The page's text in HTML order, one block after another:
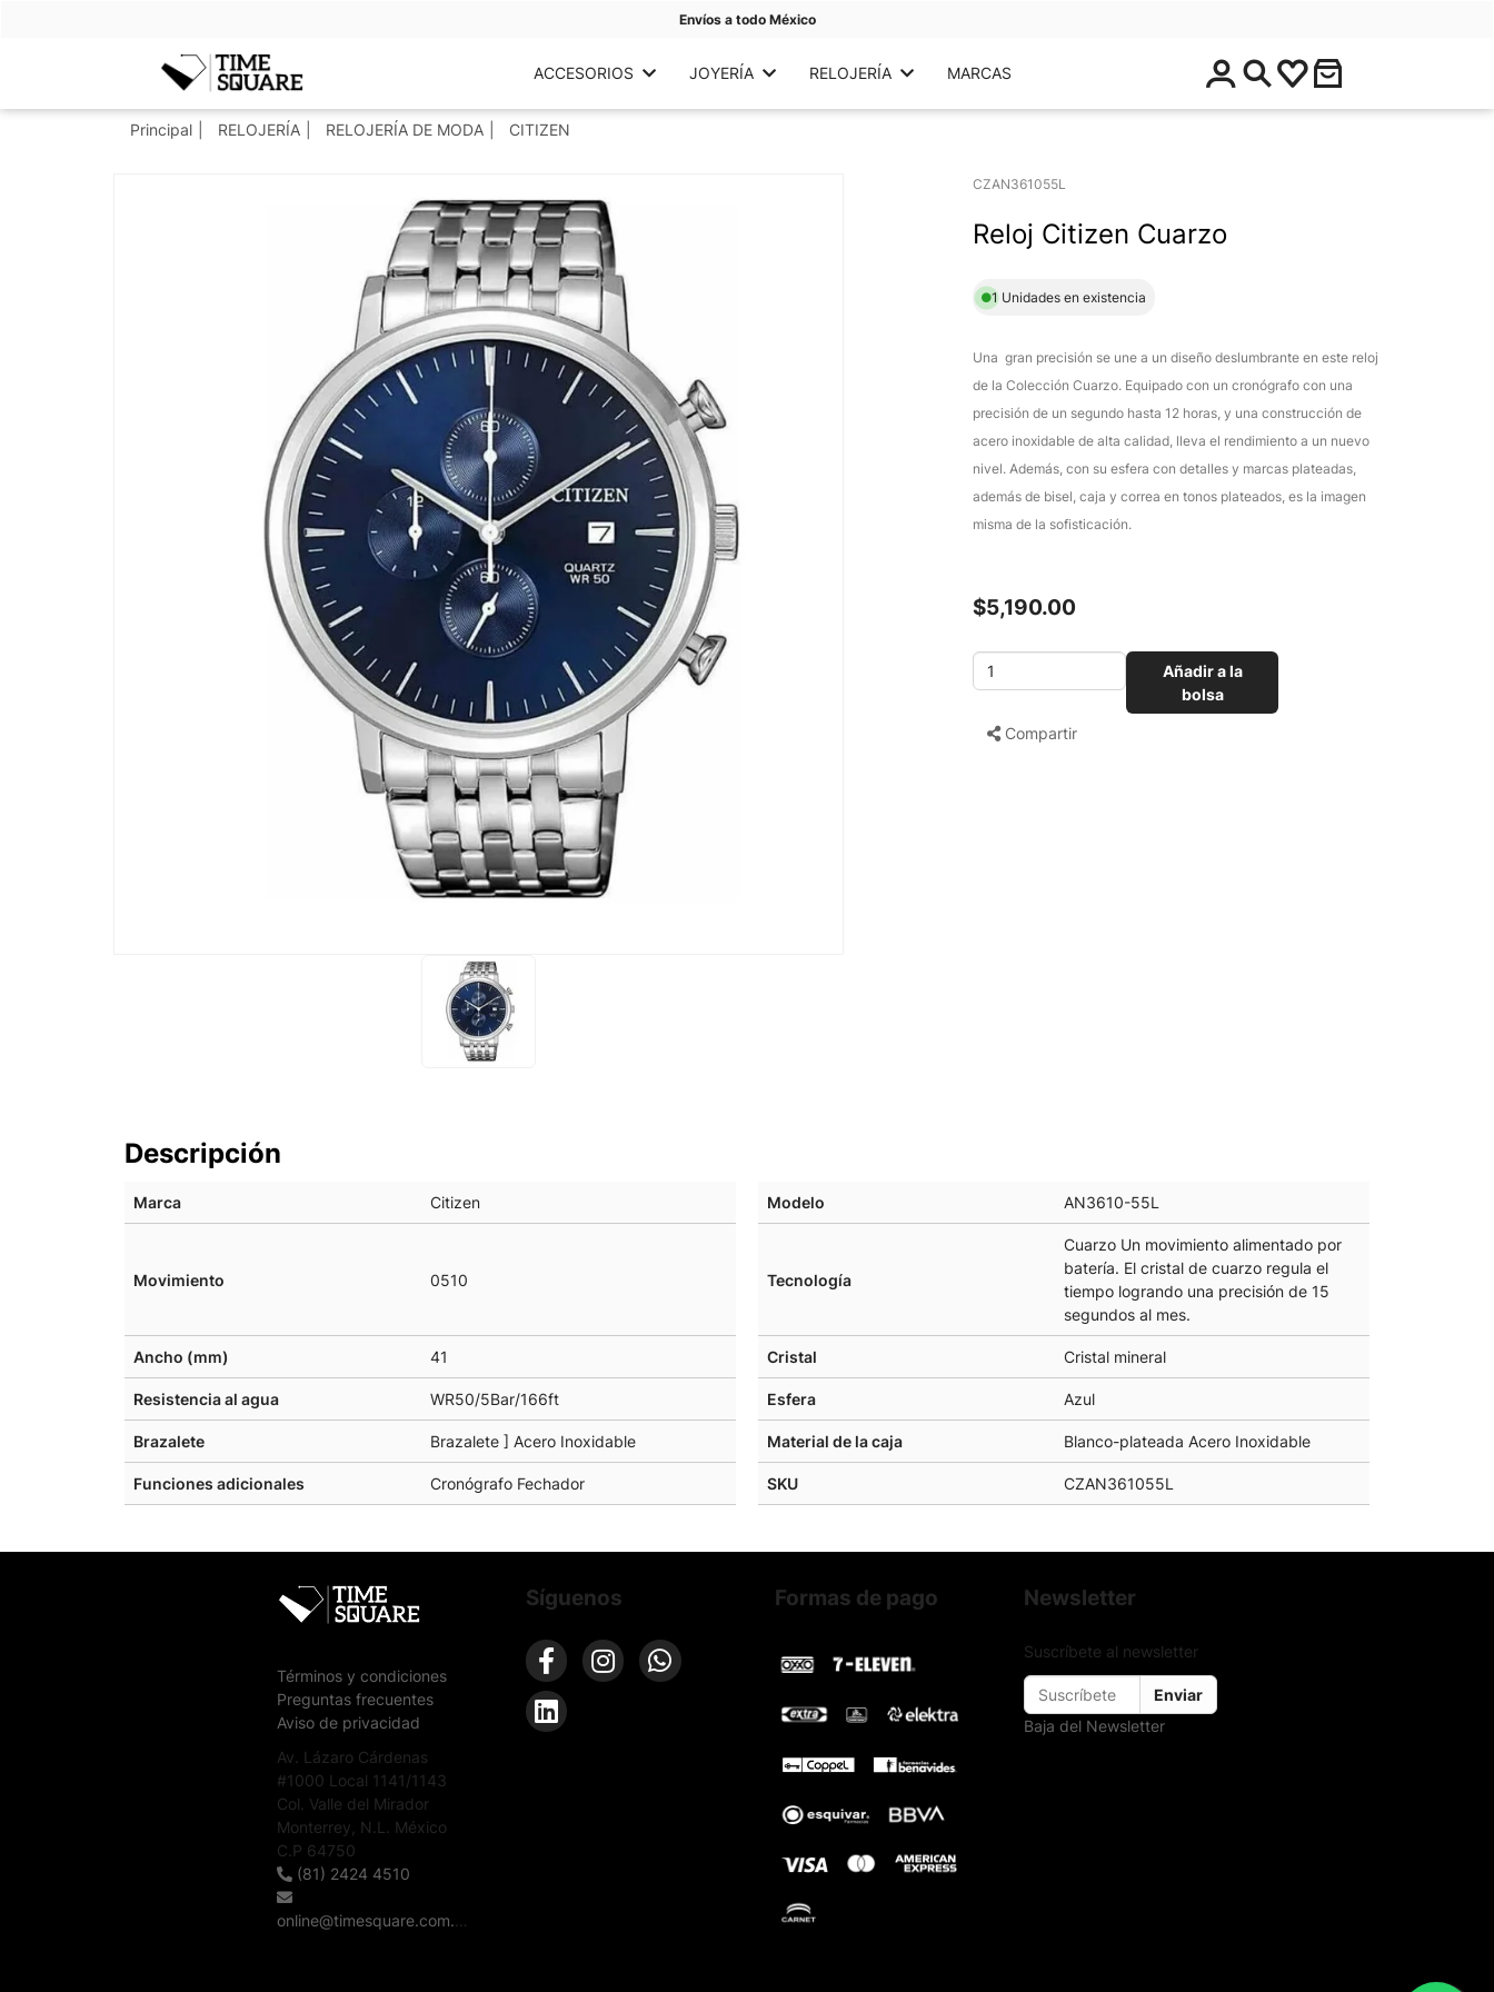
Envíos a todo México
Timesquare ACCESORIOS JOYERÍA RELOJERÍA MARCAS
$
0
.
Principal RELOJERÍA RELOJERÍA DE MODA CITIZEN
CZAN361055L
Reloj Citizen Cuarzo
1 Unidades en existencia
Una gran precisión se une a un diseño deslumbrante en este reloj
de la Colección Cuarzo. Equipado con un cronógrafo con una
precisión de un segundo hasta 12 horas, y una construcción de
acero inoxidable de alta calidad, lleva el rendimiento a un nuevo
nivel. Además, con su esfera con detalles y marcas plateadas,
además de bisel, caja y correa en tonos plateados, es la imagen
misma de la sofisticación.
$5,190.00
Añadir a la
bolsa
Compartir
Descripción
Marca Citizen Modelo AN3610-55L
Movimiento 0510 Tecnología
Cuarzo Un movimiento alimentado por
batería. El cristal de cuarzo regula el
tiempo logrando una precisión de 15
segundos al mes.
Ancho (mm) 41 Cristal Cristal mineral
Resistencia al agua WR50/5Bar/166ft Esfera Azul
Brazalete Brazalete ] Acero Inoxidable Material de la caja Blanco-plateada Acero Inoxidable
Funciones adicionales Cronógrafo Fechador SKU CZAN361055L
Términos y condiciones
Preguntas frecuentes
Aviso de privacidad
Av. Lázaro Cárdenas
#1000 Local 1141/1143
Col. Valle del Mirador
Monterrey, N.L. México
C.P 64750
(81) 2424 4510
online@timesquare.com.mx
Síguenos Formas de pago Newsletter
Suscríbete al newsletter
Enviar
Baja del Newsletter